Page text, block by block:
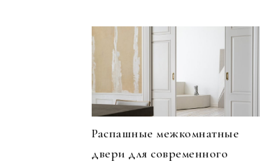
Распашные межкомнатные
двери для современного